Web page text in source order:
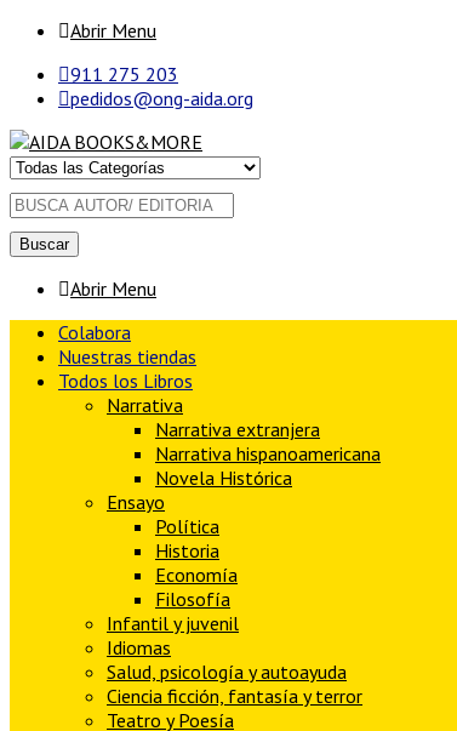
Abrir Menu
911 275 203
pedidos@ong-aida.org
Buscar
Abrir Menu
Colabora
Nuestras tiendas
Todos los Libros
Narrativa
Narrativa extranjera
Narrativa hispanoamericana
Novela Histórica
Ensayo
Política
Historia
Economía
Filosofía
Infantil y juvenil
Idiomas
Salud, psicología y autoayuda
Ciencia ficción, fantasía y terror
Teatro y Poesía